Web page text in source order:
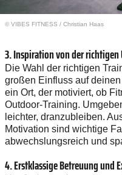
© VIBES FITNESS / Christian Haas
3. Inspiration von der
Die Wahl der richtigen
großen Einfluss auf
ein Ort, der motiviert, ob
Outdoor-Training.
leichter, dranzubleiben.
Motivation sind wichtige
abwechslungsreich und
4. Erstklassige Betreuung und